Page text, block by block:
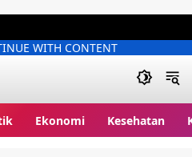
WITH CONTENT
Ekonomi Kesehatan